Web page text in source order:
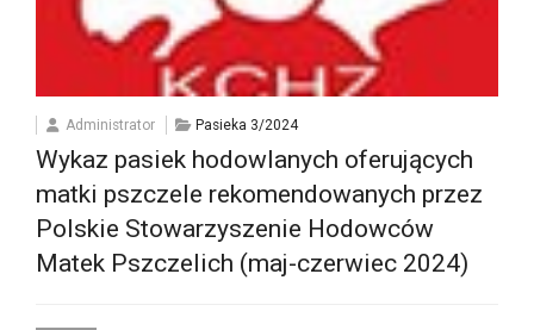
Administrator Pasieka 3/2024
Wykaz pasiek hodowlanych oferujących
matki pszczele rekomendowanych przez
Polskie Stowarzyszenie Hodowców
Matek Pszczelich (maj-czerwiec 2024)